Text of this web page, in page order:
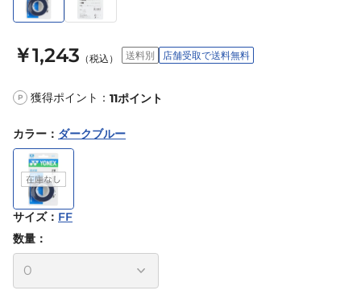
￥1,243 （税込） 送料別 店舗受取で送料無料
P 獲得ポイント： 11ポイント
カラー ： ダークブルー
サイズ： FF
数量：